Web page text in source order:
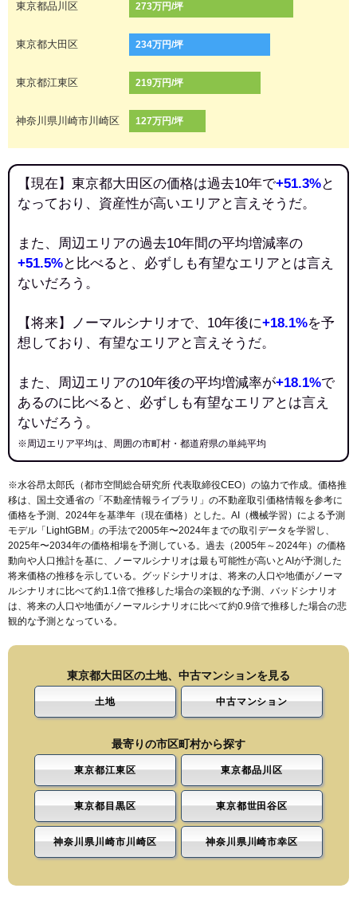
東京都品川区 273万円/坪
東京都大田区 234万円/坪
東京都江東区 219万円/坪
神奈川県川崎市川崎区 127万円/坪
【現在】東京都大田区の価格は過去10年で+51.3%と
なっており、資産性が高いエリアと言えそうだ。
また、周辺エリアの過去10年間の平均増減率の
+51.5%と比べると、必ずしも有望なエリアとは言え
ないだろう。
【将来】ノーマルシナリオで、10年後に+18.1%を予
想しており、有望なエリアと言えそうだ。
また、周辺エリアの10年後の平均増減率が+18.1%で
あるのに比べると、必ずしも有望なエリアとは言え
ないだろう。
※周辺エリア平均は、周囲の市町村・都道府県の単純平均
※水谷昂太郎氏（都市空間総合研究所 代表取締役CEO）の協力で作成。価格推
移は、国土交通省の「 不動産情報ライブラリ 」の不動産取引価格情報を参考に
価格を予測、2024年を基準年（現在価格）とした。AI（機械学習）による予測
モデル「LightGBM」の手法で2005年〜2024年までの取引データを学習し、
2025年〜2034年の価格相場を予測している。過去（2005年～2024年）の価格
動向や人口推計を基に、ノーマルシナリオは最も可能性が高いとAIが予測した
将来価格の推移を示している。グッドシナリオは、将来の人口や地価がノーマ
ルシナリオに比べて約1.1倍で推移した場合の楽観的な予測、バッドシナリオ
は、将来の人口や地価がノーマルシナリオに比べて約0.9倍で推移した場合の悲
観的な予測となっている。
東京都大田区の土地、中古マンションを見る
土地 中古マンション
最寄りの市区町村から探す
東京都江東区 東京都品川区
東京都目黒区 東京都世田谷区
神奈川県川崎市川崎区 神奈川県川崎市幸区